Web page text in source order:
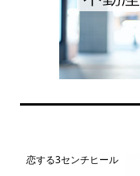
恋する3センチヒール